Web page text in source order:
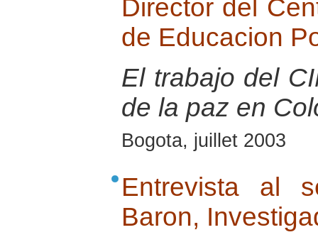
Director del
de Educacion
El trabajo del
de la paz en
Bogota, juillet 2003
Entrevista al
Baron,